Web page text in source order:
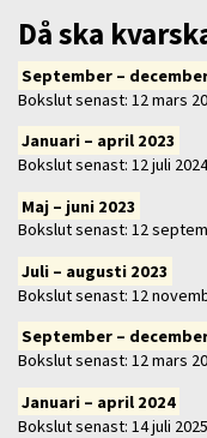
Då ska
September –
Bokslut senast: 12 mars
Januari – april 2023
Bokslut senast: 12 juli
Maj – juni 2023
Bokslut senast: 12
Juli – augusti 2023
Bokslut senast: 12
September –
Bokslut senast: 12 mars
Januari – april 2024
Bokslut senast: 14 juli 2025